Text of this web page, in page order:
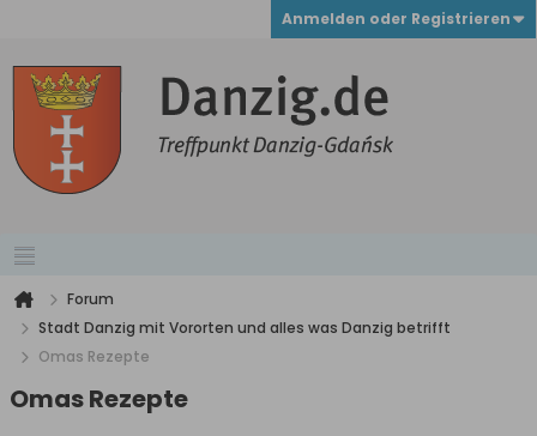
Anmelden oder Registrieren
Forum
Stadt Danzig mit Vororten und alles was Danzig betrifft
Omas Rezepte
Omas Rezepte